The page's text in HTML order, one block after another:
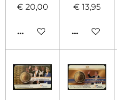
€ 20,00
IN WINKELWAGEN
€ 13,95
IN